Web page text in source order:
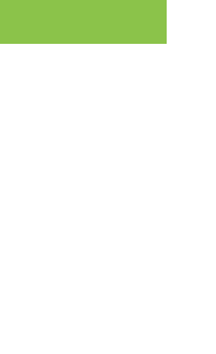
usaha
Program